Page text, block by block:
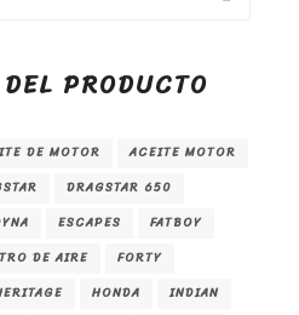
PRODUCTO
DE MOTOR
ACEITE MOTOR
DRAGSTAR 650
ESCAPES
FATBOY
DE AIRE
FORTY
HONDA
INDIAN